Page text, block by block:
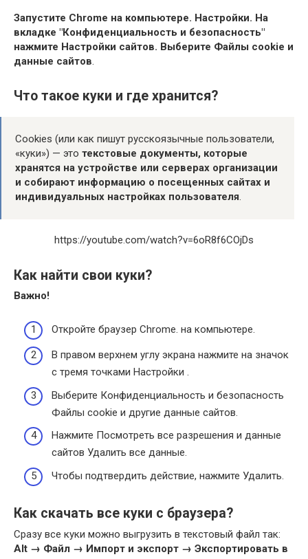
Запустите Chrome на компьютере. Настройки. На
вкладке "Конфиденциальность и безопасность"
нажмите Настройки сайтов. Выберите Файлы cookie и
данные сайтов.
Что такое куки и где хранится?
Cookies (или как пишут русскоязычные пользователи,
«куки») — это текстовые документы, которые
хранятся на устройстве или серверах организации
и собирают информацию о посещенных сайтах и
индивидуальных настройках пользователя.
https://youtube.com/watch?v=6oR8f6COjDs
Как найти свои куки?
Важно!
Откройте браузер Chrome. на компьютере.
В правом верхнем углу экрана нажмите на значок
с тремя точками Настройки .
Выберите Конфиденциальность и безопасность
Файлы cookie и другие данные сайтов.
Нажмите Посмотреть все разрешения и данные
сайтов Удалить все данные.
Чтобы подтвердить действие, нажмите Удалить.
Как скачать все куки с браузера?
Сразу все куки можно выгрузить в текстовый файл так:
Alt → Файл → Импорт и экспорт → Экспортировать в